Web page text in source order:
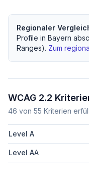
Regionaler
Profile in Bayern
Ranges). Zum
WCAG 2.2
46 von 55 Kriterien
Level A
Level AA